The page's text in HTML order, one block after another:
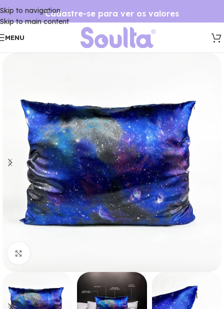
Skip to navigation
Skip to main content
Cadastre-se para ver os valores
MENU